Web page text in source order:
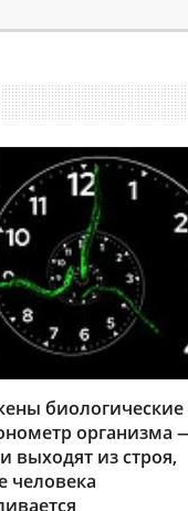
биологические
организма
выходят из строя,
человека